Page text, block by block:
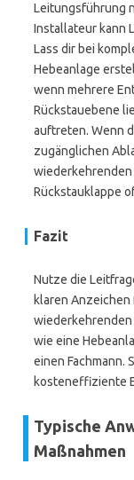
Leitungsführung
Installateur kann
Lass dir bei
Hebeanlage
wenn mehrere
Rückstauebene
auftreten. Wenn
zugänglichen
wiederkehrenden
Rückstauklappe
Fazit
Nutze die
klaren
wie eine
einen Fachmann.
kosteneffiziente
Typische
Maßnahmen